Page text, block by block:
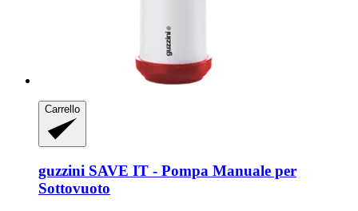
Carrello
guzzini SAVE IT -​ Pompa Manuale per
Sottovuoto